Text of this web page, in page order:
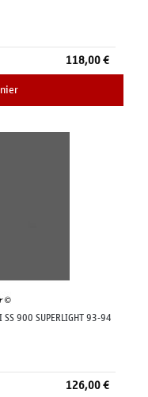
118,00 €
900 SUPERLIGHT 93-94
126,00 €